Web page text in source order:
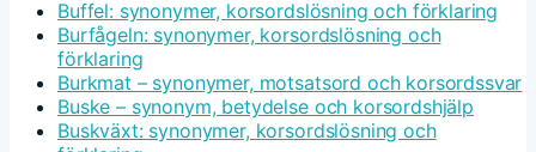
Buffel: synonymer, korsordslösning och förklaring
Burfågeln: synonymer, korsordslösning och
förklaring
Burkmat – synonymer, motsatsord och korsordssvar
Buske – synonym, betydelse och korsordshjälp
Buskväxt: synonymer, korsordslösning och